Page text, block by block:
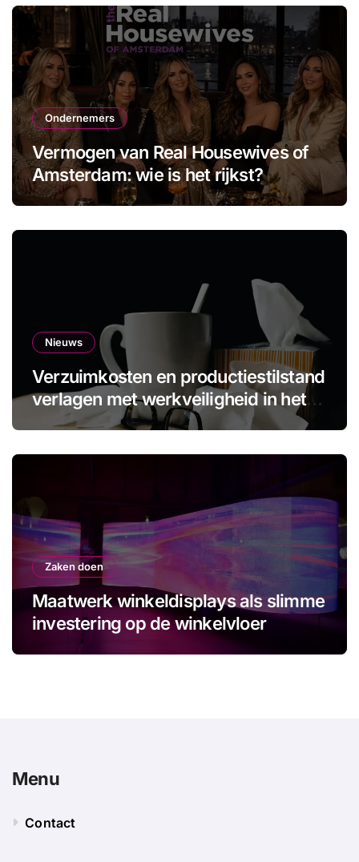
Ondernemers
Vermogen van Real Housewives of
Amsterdam: wie is het rijkst?
Nieuws
Verzuimkosten en productiestilstand
verlagen met werkveiligheid in het
MKB
Zaken doen
Maatwerk winkeldisplays als slimme
investering op de winkelvloer
Menu
Contact